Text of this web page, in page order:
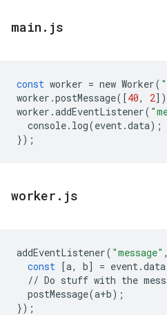
main . js
const worker = new Worker(
worker .postMessage([40, 2
worker .addEventListener(
console. log(event.data);
});
worker . js
addEventListener( "message" ,
const [a, b] = event.data
// Do stuff with the
postMessage(a+b);
});